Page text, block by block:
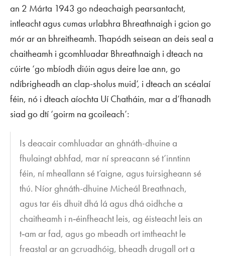
an 2 Márta 1943 go ndeachaigh pearsantacht,
intleacht agus cumas urlabhra Bhreathnaigh i gcion go
mór ar an bhreitheamh. Thapódh seisean an deis seal a
chaitheamh i gcomhluadar Bhreathnaigh i dteach na
cúirte ‘go mbíodh diúin agus deire lae ann, go
ndíbrigheadh an clap-sholus muid’, i dteach an scéalaí
féin, nó i dteach aíochta Uí Chatháin, mar a d’fhanadh
siad go dtí ‘goirm na gcoileach’:
Is deacair comhluadar an ghnáth-dhuine a
fhulaingt abhfad, mar ní spreacann sé t’inntinn
féin, ní mheallann sé t’aigne, agus tuirsigheann sé
thú. Níor ghnáth-dhuine Micheál Breathnach,
agus tar éis dhuit dhá lá agus dhá oidhche a
chaitheamh i n‑éinfheacht leis, ag éisteacht leis an
t‑am ar fad, agus go mbeadh ort imtheacht le
freastal ar an gcruadhóig, bheadh drugall ort a